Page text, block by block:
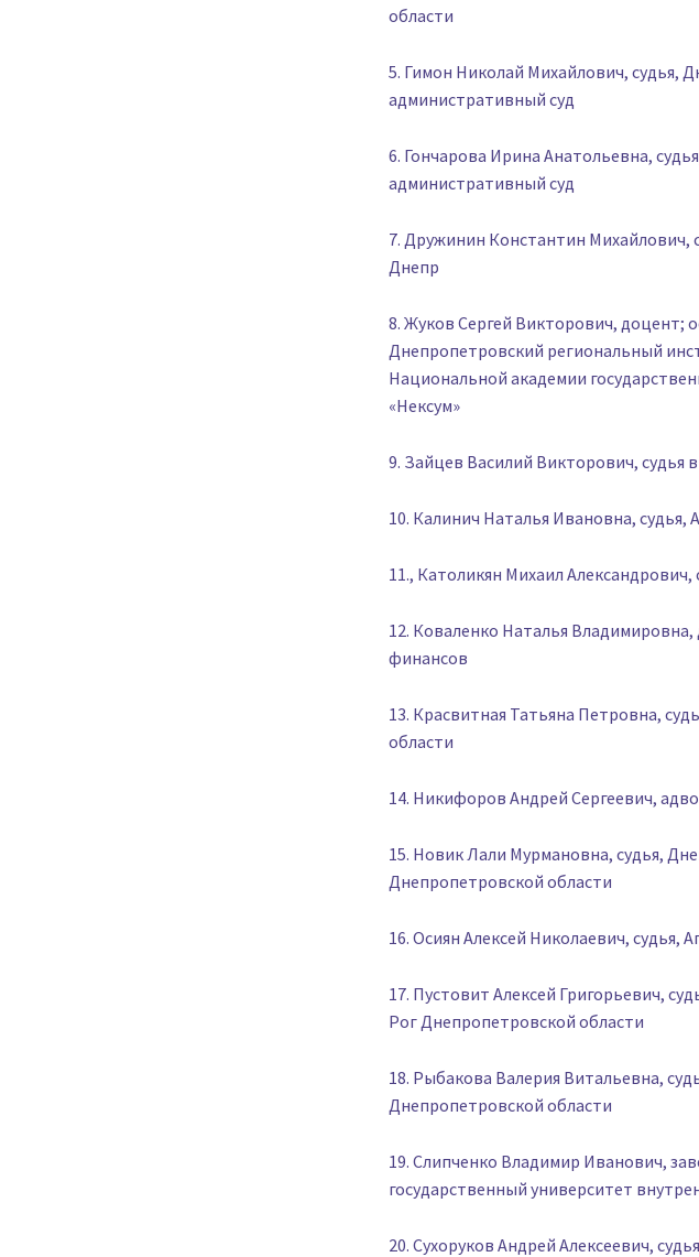
области
5. Гимон Николай Михайлович, судья,
административный суд
6. Гончарова Ирина Анатольевна,
административный суд
7. Дружинин Константин Михайлович,
Днепр
8. Жуков Сергей Викторович, доцент;
Днепропетровский региональный
Национальной академии
«Нексум»
9. Зайцев Василий Викторович, судья
10. Калинич Наталья Ивановна,
11., Католикян Михаил
12. Коваленко Наталья
финансов
13. Красвитная Татьяна Петровна,
области
14. Никифоров Андрей Сергеевич,
15. Новик Лали Мурмановна, судья,
Днепропетровской области
16. Осиян Алексей Николаевич, судья,
17. Пустовит Алексей Григорьевич,
Рог Днепропетровской области
18. Рыбакова Валерия Витальевна,
Днепропетровской области
19. Слипченко Владимир Иванович,
государственный университет
20. Сухоруков Андрей Алексеевич,